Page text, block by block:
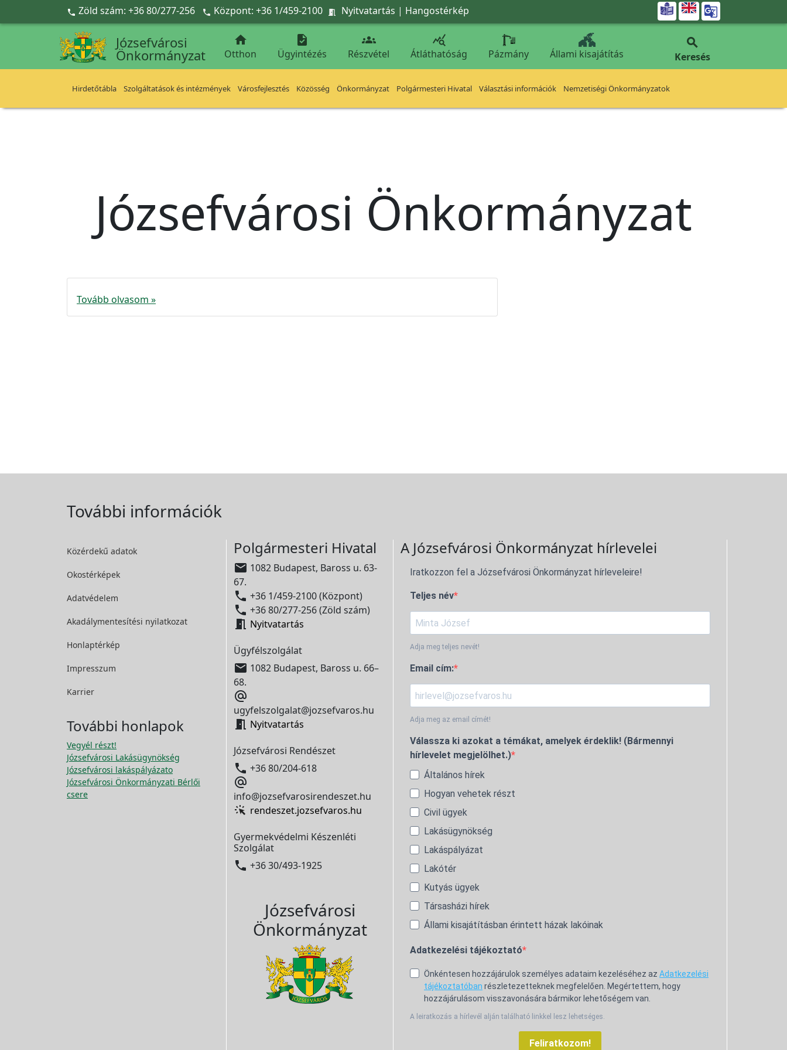
Ugrás a fő tartalomra
 Zöld szám: +36 80/277-256  Központ: +36 1/459-2100  Nyitvatartás | Hangostérkép 
Józsefvárosi
Önkormányzat

Otthon

Ügyintézés

Részvétel

Átláthatóság Pázmány Állami kisajátítás

Keresés
Hirdetőtábla Szolgáltatások és intézmények Városfejlesztés Közösség Önkormányzat Polgármesteri Hivatal Választási információk Nemzetiségi Önkormányzatok
Józsefvárosi Önkormányzat
Tovább olvasom »
További információk
Közérdekű adatok
Okostérképek
Adatvédelem
Akadálymentesítési nyilatkozat
Honlaptérkép
Impresszum
Karrier
További honlapok
Vegyél részt!
Józsefvárosi Lakásügynökség
Józsefvárosi lakáspályázato
Józsefvárosi Önkormányzati Bérlői
csere
Polgármesteri Hivatal
 1082 Budapest, Baross u. 63-
67.
 +36 1/459-2100 (Központ)
 +36 80/277-256 (Zöld szám)
 Nyitvatartás
Ügyfélszolgálat
 1082 Budapest, Baross u. 66–
68.

ugyfelszolgalat@jozsefvaros.hu
 Nyitvatartás
Józsefvárosi Rendészet
 +36 80/204-618

info@jozsefvarosirendeszet.hu
rendeszet.jozsefvaros.hu
Gyermekvédelmi Készenléti
Szolgálat
 +36 30/493-1925
Józsefvárosi
Önkormányzat
A Józsefvárosi Önkormányzat hírlevelei
Iratkozzon fel a Józsefvárosi Önkormányzat hírleveleire!
Teljes név
Adja meg teljes nevét!
Email cím:
Adja meg az email címét!
Válassza ki azokat a témákat, amelyek érdeklik! (Bármennyi
hírlevelet megjelölhet.)
Általános hírek
Hogyan vehetek részt
Civil ügyek
Lakásügynökség
Lakáspályázat
Lakótér
Kutyás ügyek
Társasházi hírek
Állami kisajátításban érintett házak lakóinak
Adatkezelési tájékoztató
Önkéntesen hozzájárulok személyes adataim kezeléséhez az Adatkezelési
tájékoztatóban részletezetteknek megfelelően. Megértettem, hogy
hozzájárulásom visszavonására bármikor lehetőségem van.
A leiratkozás a hírlevél alján található linkkel lesz lehetséges.
Feliratkozom!